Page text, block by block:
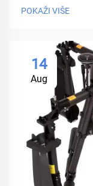
POKAŽI VIŠE
14
Aug